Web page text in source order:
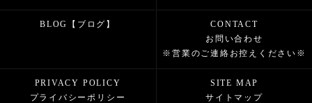
BLOG【ブログ】
CONTACT
お問い合わせ
※営業のご連絡お控えください※
PRIVACY POLICY
プライバシーポリシー
SITE MAP
サイトマップ